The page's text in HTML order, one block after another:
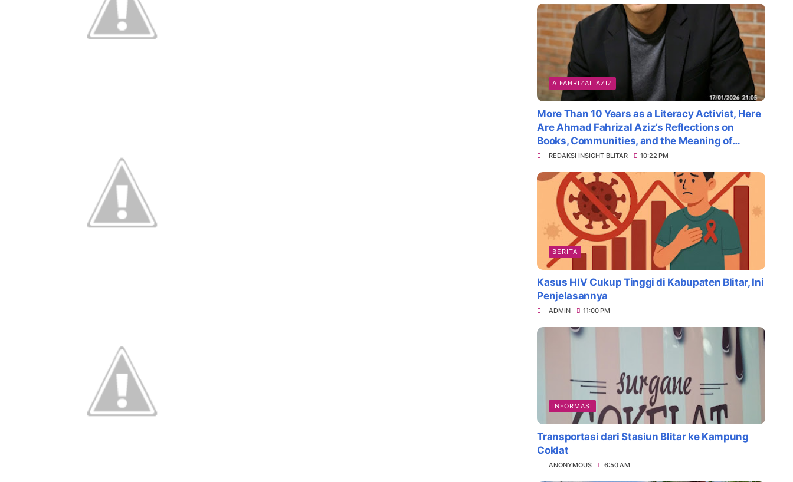
A FAHRIZAL AZIZ
More Than 10 Years as a Literacy Activist, Here
Are Ahmad Fahrizal Aziz’s Reflections on
Books, Communities, and the Meaning of
Survival
REDAKSI INSIGHT BLITAR 10:22 PM
BERITA
Kasus HIV Cukup Tinggi di Kabupaten Blitar, Ini
Penjelasannya
ADMIN 11:00 PM
INFORMASI
Transportasi dari Stasiun Blitar ke Kampung
Coklat
ANONYMOUS 6:50 AM